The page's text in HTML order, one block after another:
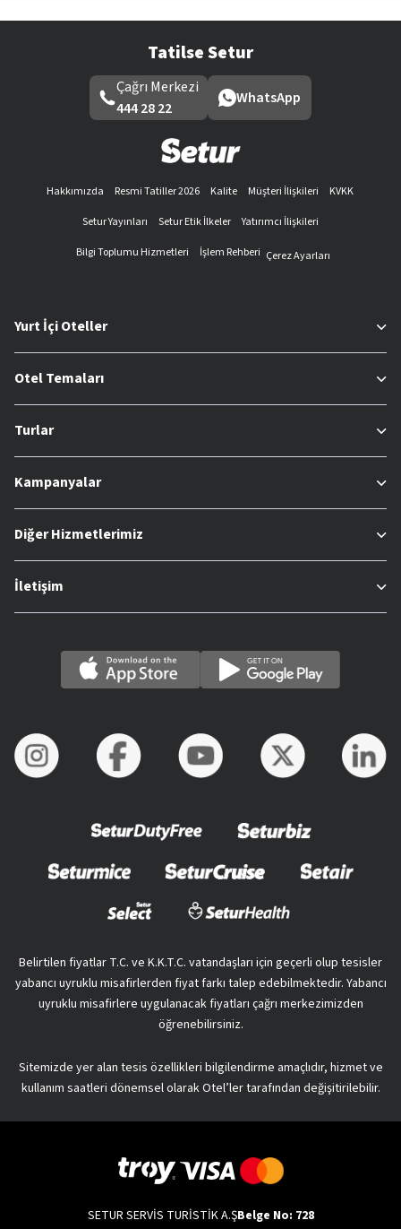
Tatilse Setur
Çağrı Merkezi
444 28 22
WhatsApp
Hakkımızda Resmi Tatiller 2026 Kalite Müşteri İlişkileri
KVKK
Setur Yayınları
Setur Etik İlkeler
Yatırımcı İlişkileri
Bilgi Toplumu Hizmetleri
İşlem Rehberi Çerez Ayarları
Yurt İçi Oteller
Otel Temaları
Turlar
Kampanyalar
Diğer Hizmetlerimiz
İletişim
Belirtilen fiyatlar T.C. ve K.K.T.C. vatandaşları için geçerli olup tesisler
yabancı uyruklu misafirlerden fiyat farkı talep edebilmektedir. Yabancı
uyruklu misafirlere uygulanacak fiyatları çağrı merkezimizden
öğrenebilirsiniz.
Sitemizde yer alan tesis özellikleri bilgilendirme amaçlıdır, hizmet ve
kullanım saatleri dönemsel olarak Otel’ler tarafından değişitirilebilir.
SETUR SERVİS TURİSTİK A.ŞBelge No: 728